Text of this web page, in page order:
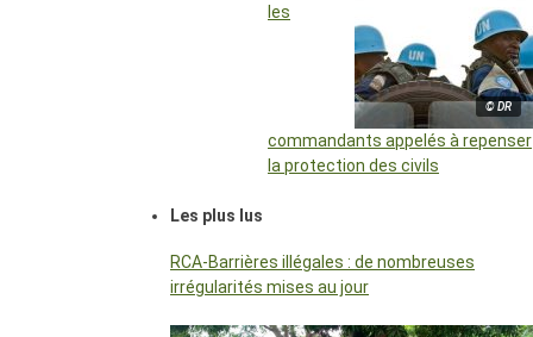
© DR
les
commandants appelés à repenser
la protection des civils
Les plus lus
RCA-Barrières illégales : de nombreuses
irrégularités mises au jour